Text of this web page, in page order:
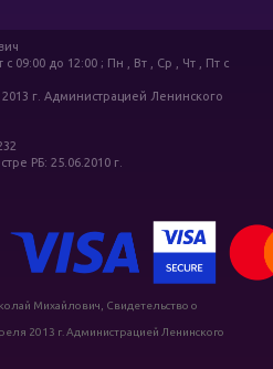
09:00 до 12:00 ; Пн , Вт , Ср , Чт , Пт c
г. Администрацией Ленинского
РБ: 25.06.2010 г.
Михайлович, Свидетельство о
2013 г. Администрацией Ленинского